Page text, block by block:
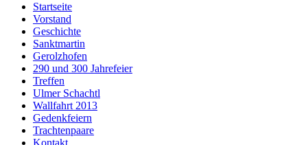
Startseite
Vorstand
Geschichte
Sanktmartin
Gerolzhofen
290 und 300 Jahrefeier
Treffen
Ulmer Schachtl
Wallfahrt 2013
Gedenkfeiern
Trachtenpaare
Kontakt